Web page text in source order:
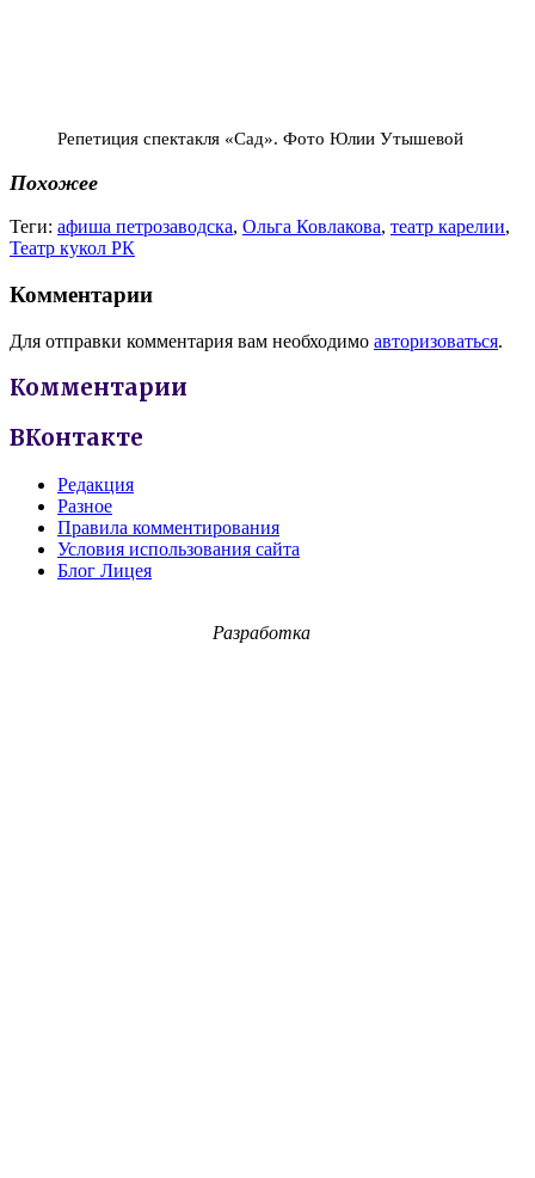
Репетиция спектакля «Сад». Фото Юлии Утышевой
Похожее
Теги: афиша петрозаводска, Ольга Ковлакова, театр карелии,
Театр кукол РК
Комментарии
Для отправки комментария вам необходимо авторизоваться.
Комментарии
ВКонтакте
Редакция
Разное
Правила комментирования
Условия использования сайта
Блог Лицея
Разработка